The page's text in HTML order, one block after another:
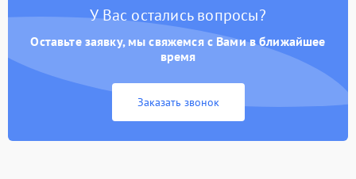
У Вас остались вопросы?
Оставьте заявку, мы свяжемся с Вами в ближайшее
время
Заказать звонок